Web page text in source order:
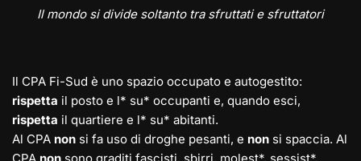
Il mondo si divide soltanto tra sfruttati e sfruttatori
Il CPA Fi-Sud è uno spazio occupato e autogestito:
rispetta il posto e l* su* occupanti e, quando esci,
rispetta il quartiere e l* su* abitanti.
Al CPA non si fa uso di droghe pesanti, e non si spaccia. Al